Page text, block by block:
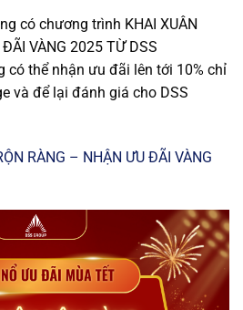
có chương trình KHAI XUÂN
VÀNG 2025 TỪ DSS
có thể nhận ưu đãi lên tới 10% chỉ
và để lại đánh giá cho DSS
RÀNG – NHẬN ƯU ĐÃI VÀNG